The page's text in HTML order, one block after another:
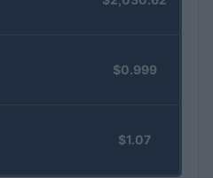
$0.999
$1.07